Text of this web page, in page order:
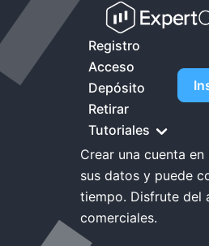
Registro
Acceso
Depósito
Retirar
Tutoriales
Inicio
Crear una cuenta
sus datos y puede
tiempo. Disfrute del
comerciales.